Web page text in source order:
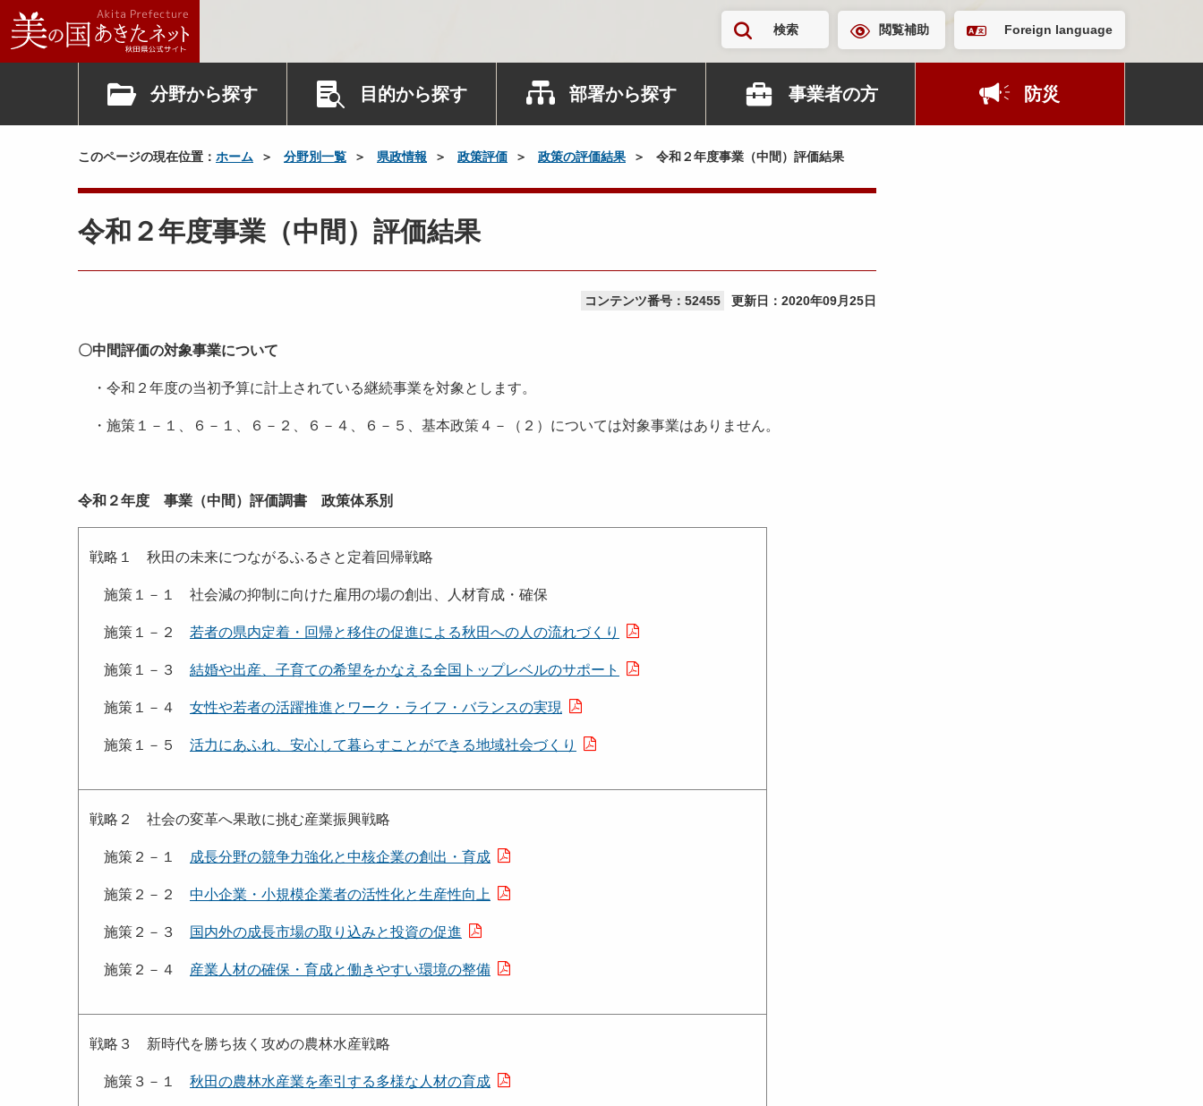
検索 閲覧補助 Foreign language
分野から探す 目的から探す 部署から探す 事業者の方 防災
このページの現在位置： ホーム 分野別一覧 県政情報 政策評価 政策の評価結果 令和２年度事業（中間）評価結果
令和２年度事業（中間）評価結果
コンテンツ番号：52455 更新日： 2020年09月25日
〇中間評価の対象事業について
・令和２年度の当初予算に計上されている継続事業を対象とします。
・施策１－１、６－１、６－２、６－４、６－５、基本政策４－（２）については対象事業はありません。
令和２年度 事業（中間）評価調書 政策体系別
戦略１ 秋田の未来につながるふるさと定着回帰戦略
施策１－１ 社会減の抑制に向けた雇用の場の創出、人材育成・確保
施策１－２ 若者の県内定着・回帰と移住の促進による秋田への人の流れづくり
施策１－３ 結婚や出産、子育ての希望をかなえる全国トップレベルのサポート
施策１－４ 女性や若者の活躍推進とワーク・ライフ・バランスの実現
施策１－５ 活力にあふれ、安心して暮らすことができる地域社会づくり
戦略２ 社会の変革へ果敢に挑む産業振興戦略
施策２－１ 成長分野の競争力強化と中核企業の創出・育成
施策２－２ 中小企業・小規模企業者の活性化と生産性向上
施策２－３ 国内外の成長市場の取り込みと投資の促進
施策２－４ 産業人材の確保・育成と働きやすい環境の整備
戦略３ 新時代を勝ち抜く攻めの農林水産戦略
施策３－１ 秋田の農林水産業を牽引する多様な人材の育成